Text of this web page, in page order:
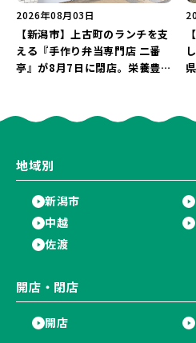
2026年08月03日
【新潟市】上古町のランチを支
える『手作り弁当専門店 二番
亭』が8月7日に閉店。栄養豊富
地域別
新潟市
中越
佐渡
開店・閉店
開店